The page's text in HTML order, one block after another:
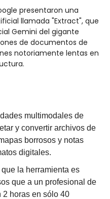
presentaron una
llamada "Extract", que
Gemini del gigante
de documentos de
notoriamente lentas en
multimodales de
y convertir archivos de
borrosos y notas
digitales.
la herramienta es
que a un profesional de
horas en sólo 40